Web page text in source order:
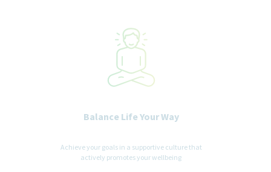
Balance Life Your Way
Achieve your goals in a supportive culture that
actively promotes your wellbeing